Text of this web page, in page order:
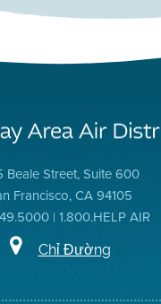
Beale Street, Suite 600
Francisco, CA 94105
| 1.800.HELP AIR
Chỉ Đường